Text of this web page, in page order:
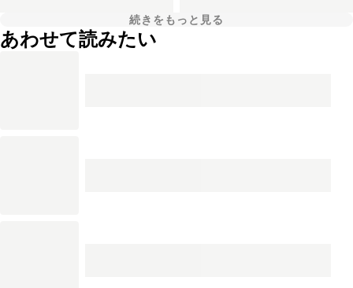
続きをもっと見る
あわせて読みたい